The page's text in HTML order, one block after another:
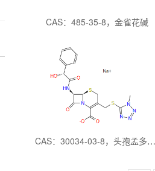
CAS：485-35-8，金雀花碱
CAS：30034-03-8，头孢孟多酸钠